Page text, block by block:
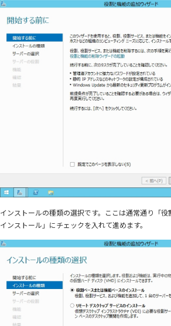
インストールの種類の選択です。ここは通常通り「
インストール」にチェックを入れて進めます。